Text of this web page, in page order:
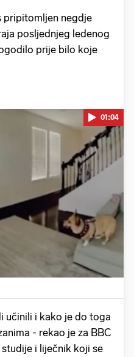
pripitomljen negdje
posljednjeg ledenog
prije bilo koje
01:04
učinili i kako je do toga
- rekao je za BBC
i liječnik koji se